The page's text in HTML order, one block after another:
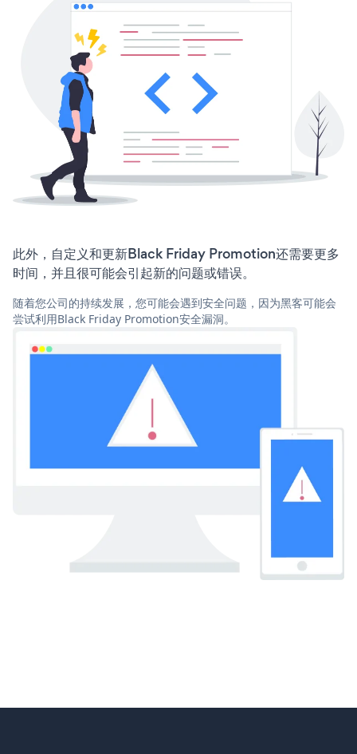
此外，自定义和更新Black Friday Promotion还需要更多
时间，并且很可能会引起新的问题或错误。
随着您公司的持续发展，您可能会遇到安全问题，因为黑客可能会
尝试利用Black Friday Promotion安全漏洞。